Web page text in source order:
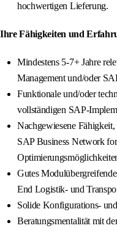
hochwertigen Lieferung.
Ihre Fähigkeiten und
Mindestens 5-7+ Jahre
Management und/oder
Funktionale und/oder
vollständigen SAP-
Nachgewiesene
SAP Business Network
Gutes
End Logistik- und
Solide Konfigurations-
Beratungsmentalität mit